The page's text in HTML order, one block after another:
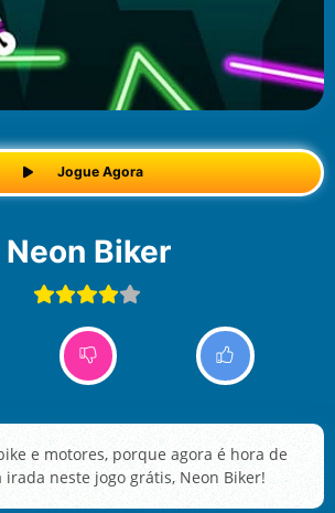
Jogue Agora
Neon Biker
e motores, porque agora é hora de
neste jogo grátis, Neon Biker!